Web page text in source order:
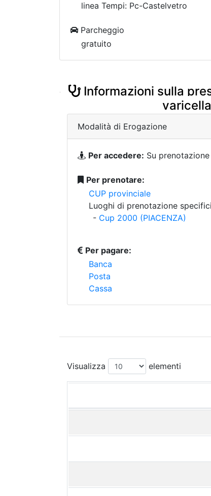
linea Tempi: Pc-Castelvetro
Parcheggio
gratuito
Informazioni sulla
Modalità di Erogazione
Per accedere: Su prenotazione
Per prenotare:
CUP provinciale
Luoghi di prenotazione specifici
- Cup 2000 (PIACENZA)
Per pagare:
Banca
Posta
Cassa
Visualizza elementi